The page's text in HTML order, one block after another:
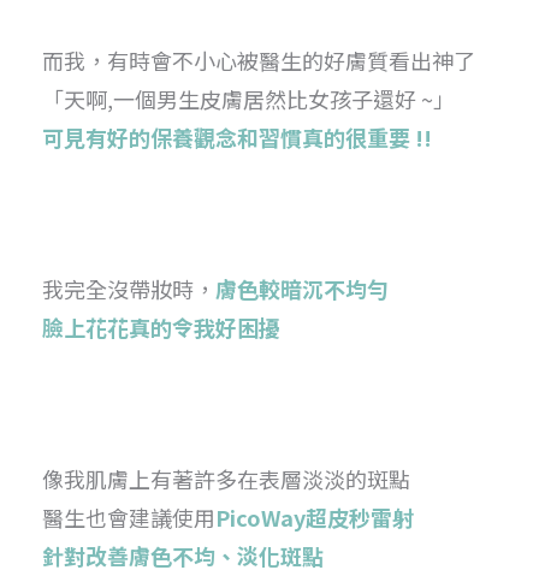
而我，有時會不小心被醫生的好膚質看出神了
「天啊,一個男生皮膚居然比女孩子還好 ~」
可見有好的保養觀念和習慣真的很重要 !!
我完全沒帶妝時， 膚色較暗沉不均勻
臉上花花真的令我好困擾
像我肌膚上有著許多在表層淡淡的斑點
醫生也會建議使用PicoWay超皮秒雷射
針對改善膚色不均、淡化斑點